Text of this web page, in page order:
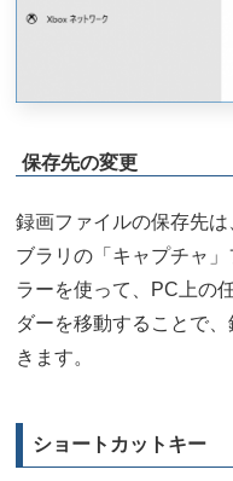
保存先の変更
録画ファイルの保存先
ブラリの「キャプチャ
ラーを使って、PC上の
ダーを移動することで
きます。
ショートカットキー